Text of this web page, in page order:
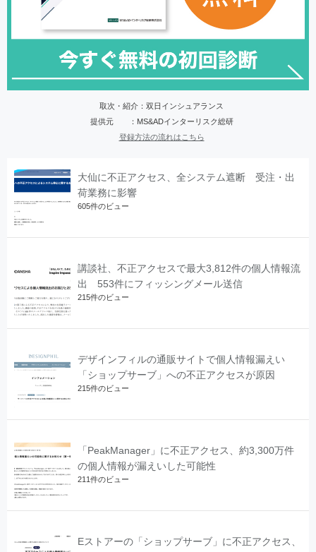
取次・紹介：双日インシュアランス
提供元 ：MS&ADインターリスク総研
登録方法の流れはこちら
大仙に不正アクセス、全システム遮断 受注・出
荷業務に影響
605件のビュー
講談社、不正アクセスで最大3,812件の個人情報流
出 553件にフィッシングメール送信
215件のビュー
デザインフィルの通販サイトで個人情報漏えい
「ショップサーブ」への不正アクセスが原因
215件のビュー
「PeakManager」に不正アクセス、約3,300万件
の個人情報が漏えいした可能性
211件のビュー
Eストアーの「ショップサーブ」に不正アクセス、